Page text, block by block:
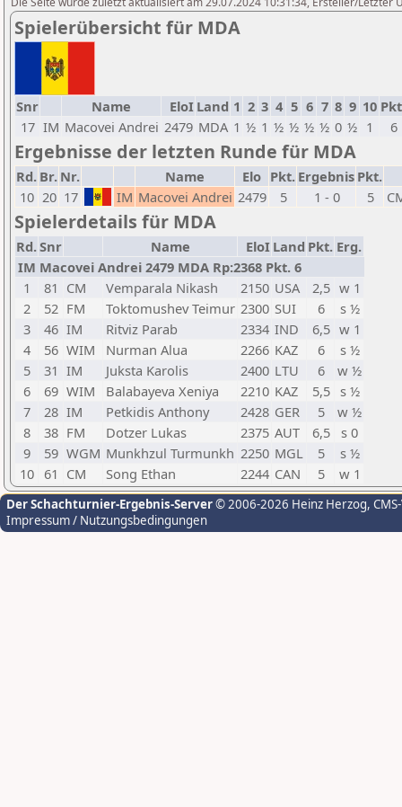
Spielerübersicht für MDA
Snr Name EloI Land 1 2 3 4 5 6 7 8 9 10
17 IM Macovei Andrei 2479 MDA 1 ½ 1 ½ ½ ½ ½ 0 ½ 1 6
Ergebnisse der letzten Runde für MDA
Rd. Br. Nr. Name Elo Pkt. Ergebnis Pkt.
10 20 17 IM Macovei Andrei 2479 5 1 - 0 5
Spielerdetails für MDA
Rd.Snr Name EloI Land Pkt. Erg.
IM Macovei Andrei 2479 MDA Rp:2368 Pkt. 6
1
81 CM Vemparala Nikash 2150 USA 2,5 w 1
2
52 FM Toktomushev Teimur 2300 SUI 6
s ½
3
46 IM Ritviz Parab 2334 IND 6,5 w 1
4
56 WIM Nurman Alua 2266 KAZ 6
s ½
5
31 IM Juksta Karolis 2400 LTU 6
w ½
6
69 WIM Balabayeva Xeniya 2210 KAZ 5,5 s ½
7
28 IM Petkidis Anthony 2428 GER 5
w ½
8
38 FM Dotzer Lukas 2375 AUT 6,5
s 0
9
59 WGM Munkhzul Turmunkh 2250 MGL 5
s ½
10 61 CM Song Ethan 2244 CAN 5 w 1
Der Schachturnier-Ergebnis-Server© 2006-2026 Heinz Herzog,
Impressum / Nutzungsbedingungen